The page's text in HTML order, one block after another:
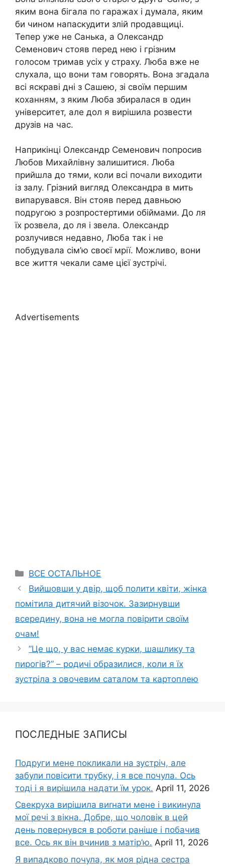
яким вона бігала по гаражах і думала, яким
би чином напаскудити злій продавщиці.
Тепер уже не Санька, а Олександр
Семенович стояв перед нею і грізним
голосом тримав усіх у страху. Люба вже не
слухала, що вони там говорять. Вона згадала
всі яскраві дні з Сашею, зі своїм першим
коханням, з яким Люба збиралася в один
університет, але дол я вирішила розвести
друзів на час.
Наприкінці Олександр Семенович попросив
Любов Михайлівну залишитися. Люба
прийшла до тями, коли всі почали виходити
із залу. Грізний вигляд Олександра в мить
випарувався. Він стояв перед давньою
подругою з розпростертими обіймами. До ля
їх розвела, до ля і звела. Олександр
розлучився недавно, Люба так і не
побудувала сім’ю своєї мрії. Можливо, вони
все життя чекали саме цієї зустрічі.
Advertisements
Categories
ВСЕ ОСТАЛЬНОЕ
Вийшовши у двір, щоб полити квіти, жінка
помітила дитячий візочок. Зазирнувши
всередину, вона не могла повірити своїм
очам!
”Це що, у вас немає курки, шашлику та
пирогів?” – родичі образилися, коли я їх
зустріла з овочевим саталом та картоплею
ПОСЛЕДНЫЕ ЗАПИСЫ
Подруги мене покликали на зустріч, але
забули повісити трубку, і я все почула. Ось
тоді і я вирішила надати їм урок. April 11, 2026
Свекруха вирішила виrнати мене і викинула
мої речі з вікна. Добре, що чоловік в цей
день повернувся в роботи раніше і побачив
все. Ось як він вчинив з матір’ю. April 11, 2026
Я випадково почула, як моя рідна сестра